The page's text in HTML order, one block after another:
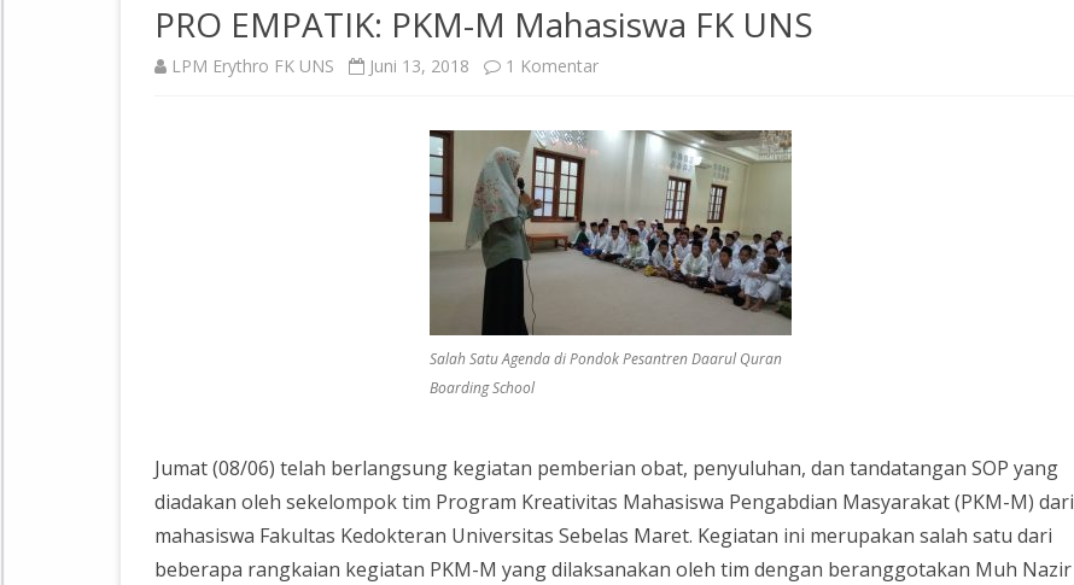
PRO EMPATIK: PKM-M Mahasiswa FK UNS
LPM Erythro FK UNS Juni 13, 2018 1 Komentarpada
EMPATIK:
M
Mahasiswa
UNS
Salah Satu Agenda di Pondok Pesantren Daarul Quran
Boarding School
Jumat (08/06) telah berlangsung kegiatan pemberian obat, penyuluhan, dan tandatangan SOP yang
diadakan oleh sekelompok tim Program Kreativitas Mahasiswa Pengabdian Masyarakat (PKM-M) dari
mahasiswa Fakultas Kedokteran Universitas Sebelas Maret. Kegiatan ini merupakan salah satu dari
beberapa rangkaian kegiatan PKM-M yang dilaksanakan oleh tim dengan beranggotakan Muh Nazir